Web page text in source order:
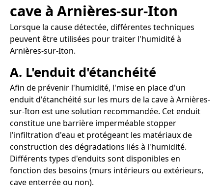
cave à Arnières-sur-Iton
Lorsque la cause détectée, différentes techniques
peuvent être utilisées pour traiter l'humidité à
Arnières-sur-Iton.
A. L'enduit d'étanchéité
Afin de prévenir l'humidité, l'mise en place d'un
enduit d'étanchéité sur les murs de la cave à Arnières-
sur-Iton est une solution recommandée. Cet enduit
constitue une barrière imperméable stopper
l'infiltration d'eau et protégeant les matériaux de
construction des dégradations liés à l'humidité.
Différents types d'enduits sont disponibles en
fonction des besoins (murs intérieurs ou extérieurs,
cave enterrée ou non).